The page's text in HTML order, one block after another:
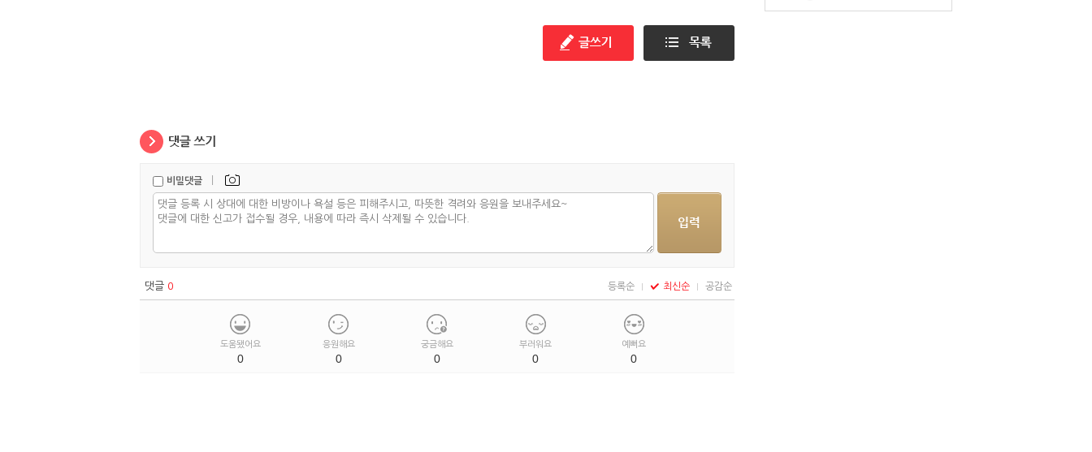
비밀댓글 |
댓글 0 등록순 최신순 공감순
도움됐어요
0
응원해요
0
궁금해요
0
부러워요
0
예뻐요
0